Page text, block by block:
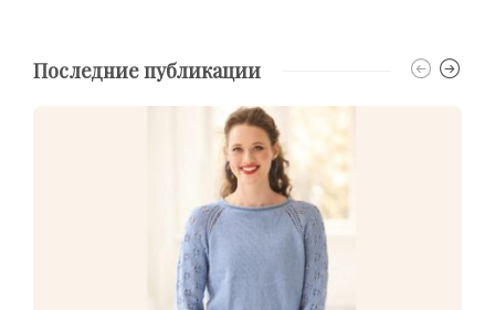
Последние публикации